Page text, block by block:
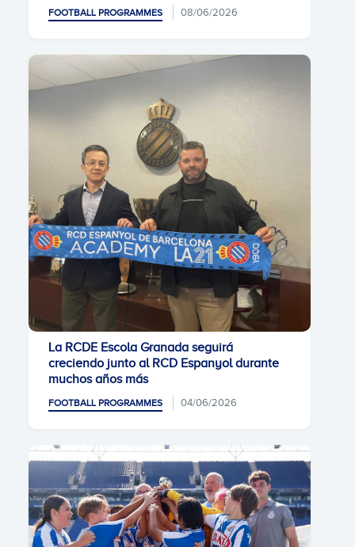
FOOTBALL PROGRAMMES 08/06/2026
La RCDE Escola Granada seguirá
creciendo junto al RCD Espanyol durante
muchos años más
FOOTBALL PROGRAMMES 04/06/2026